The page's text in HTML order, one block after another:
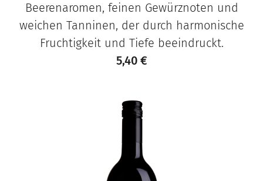
Beerenaromen, feinen Gewürznoten und
weichen Tanninen, der durch harmonische
Fruchtigkeit und Tiefe beeindruckt.
5,40 €